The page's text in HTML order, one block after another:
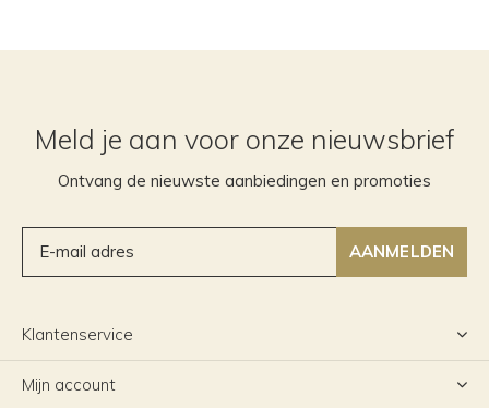
Meld je aan voor onze nieuwsbrief
Ontvang de nieuwste aanbiedingen en promoties
AANMELDEN
Klantenservice
Mijn account